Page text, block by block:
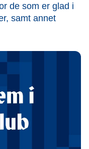
de som er glad i
samt annet